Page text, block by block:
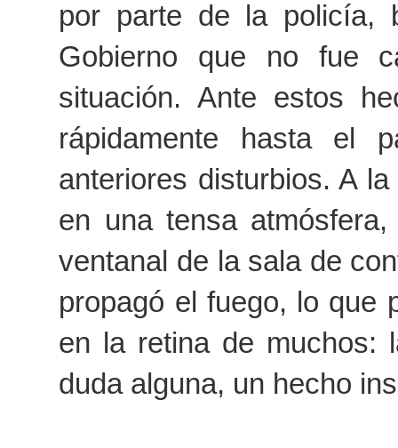
por parte de la policía,
Gobierno que no fue
situación. Ante estos
rápidamente hasta el
anteriores disturbios. A
en una tensa
ventanal de la sala de
propagó el fuego, lo que
en la retina de muchos:
duda alguna, un hecho